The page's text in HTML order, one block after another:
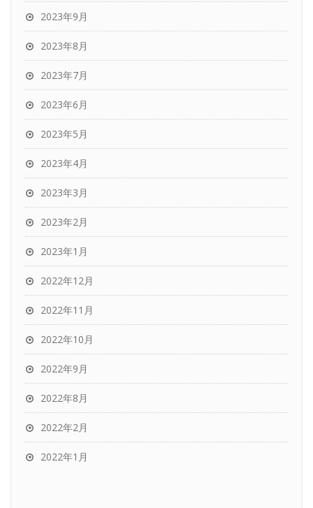
2023年9月
2023年8月
2023年7月
2023年6月
2023年5月
2023年4月
2023年3月
2023年2月
2023年1月
2022年12月
2022年11月
2022年10月
2022年9月
2022年8月
2022年2月
2022年1月